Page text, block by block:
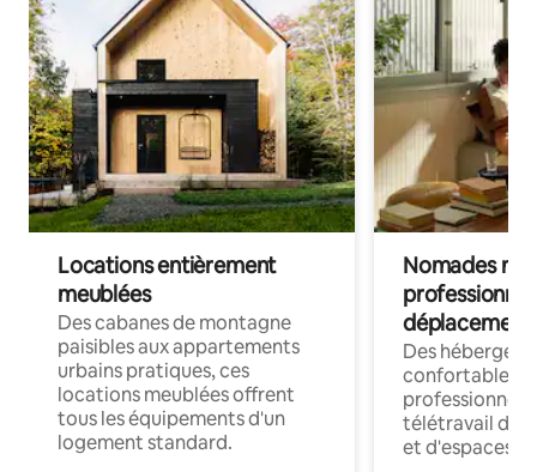
Locations entièrement
meublées
Des cabanes de montagne
paisibles aux appartements
urbains pratiques, ces
locations meublées offrent
tous les équipements d'un
logement standard.
Nomades
déplacement
Des
confortables
professionnels
télétravail
et d'espaces